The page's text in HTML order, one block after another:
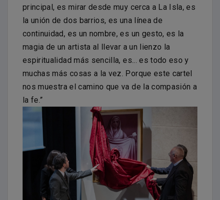
principal, es mirar desde muy cerca a La Isla, es
la unión de dos barrios, es una línea de
continuidad, es un nombre, es un gesto, es la
magia de un artista al llevar a un lienzo la
espiritualidad más sencilla, es... es todo eso y
muchas más cosas a la vez. Porque este cartel
nos muestra el camino que va de la compasión a
la fe.”